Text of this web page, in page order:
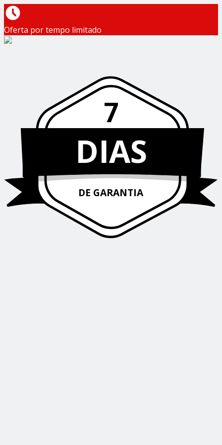
Oferta por tempo limitado
7
DIAS
DE GARANTIA